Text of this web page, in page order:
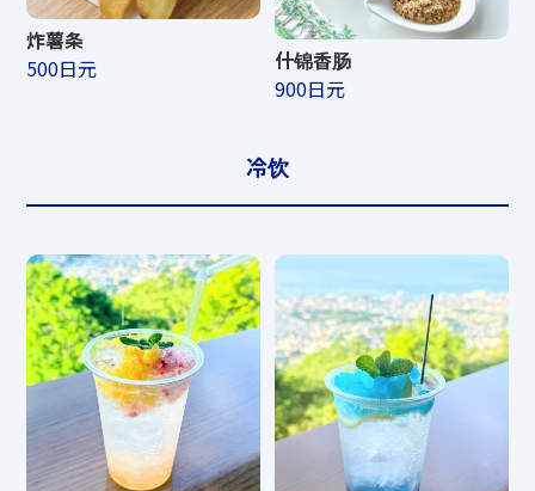
炸薯条
500日元
什锦香肠
900日元
冷饮